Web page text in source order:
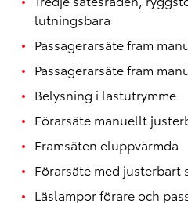
lutningsbara
Passagerarsäte fram
Passagerarsäte fram
Belysning i lastutrymme
Förarsäte manuellt
Framsäten eluppvärmda
Förarsäte med justerbart
Läslampor förare och